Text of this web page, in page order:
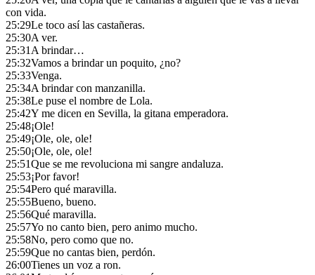
con vida.
25:29Le toco así las castañeras.
25:30A ver.
25:31A brindar…
25:32Vamos a brindar un poquito, ¿no?
25:33Venga.
25:34A brindar con manzanilla.
25:38Le puse el nombre de Lola.
25:42Y me dicen en Sevilla, la gitana emperadora.
25:48¡Ole!
25:49¡Ole, ole, ole!
25:50¡Ole, ole, ole!
25:51Que se me revoluciona mi sangre andaluza.
25:53¡Por favor!
25:54Pero qué maravilla.
25:55Bueno, bueno.
25:56Qué maravilla.
25:57Yo no canto bien, pero animo mucho.
25:58No, pero como que no.
25:59Que no cantas bien, perdón.
26:00Tienes un voz a ron.